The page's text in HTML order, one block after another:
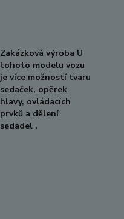
Zakázková výroba U
tohoto modelu vozu
je více možností tvaru
sedaček, opěrek
hlavy, ovládacích
prvků a dělení
sedadel .